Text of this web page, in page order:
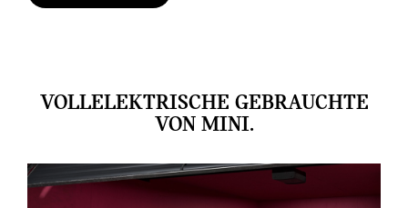
VOLLELEKTRISCHE GEBRAUCHTE
VON MINI.